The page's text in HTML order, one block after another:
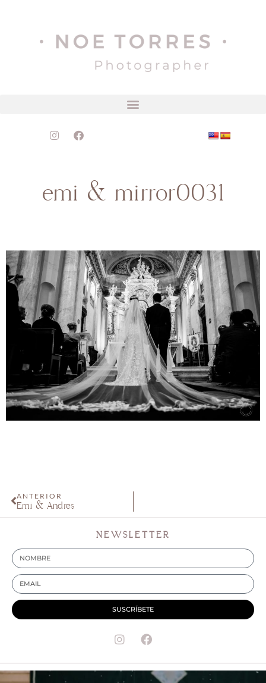
emi & mirror0031
ANTERIOR
Emi & Andrés
NEWSLETTER
SUSCRÍBETE